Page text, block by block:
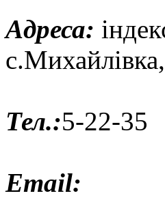
Адреса:
Тел.:5-22-35
Email: